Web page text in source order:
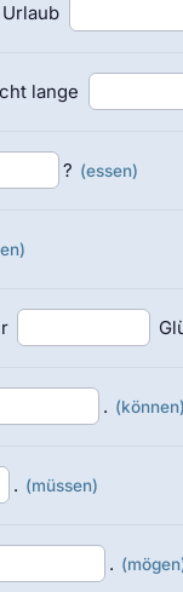
lange
? (essen)
. (können)
. (müssen)
.